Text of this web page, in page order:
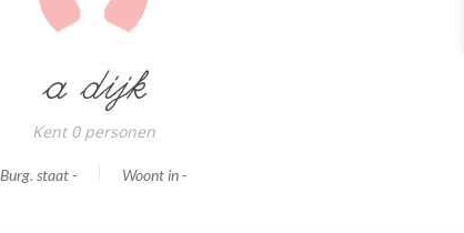
a dijk
Kent 0 personen
Burg. staat - Woont in -